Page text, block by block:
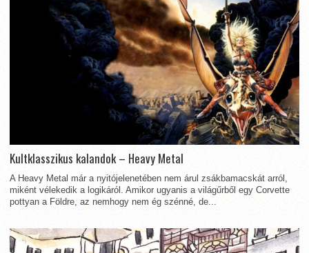
Kultklasszikus kalandok – Heavy Metal
A Heavy Metal már a nyitójelenetében nem árul zsákbamacskát arról,
miként vélekedik a logikáról. Amikor ugyanis a világűrből egy Corvette
pottyan a Földre, az nemhogy nem ég szénné, de...